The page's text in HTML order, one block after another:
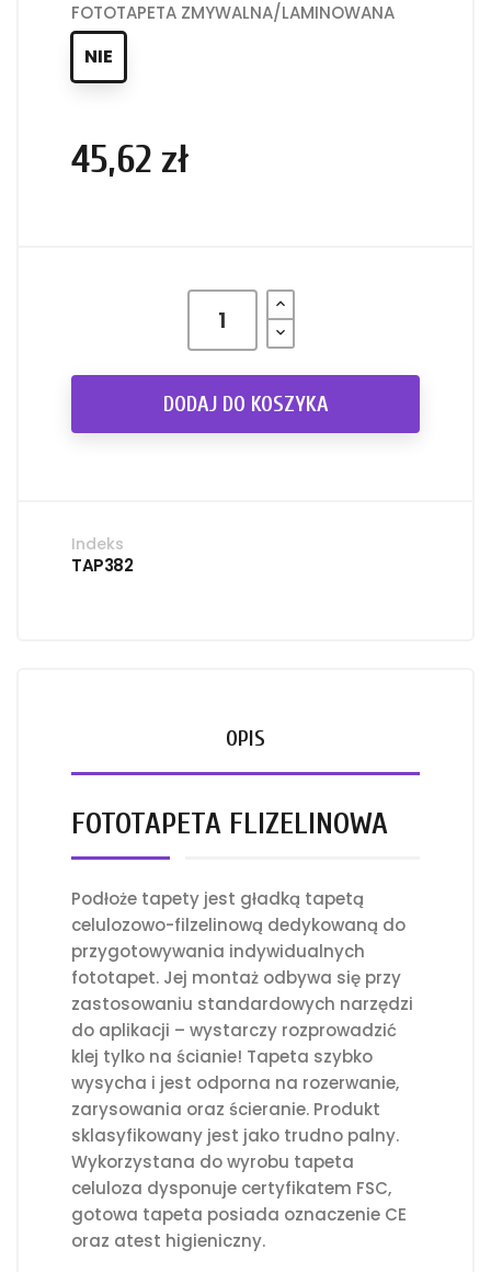
FOTOTAPETA ZMYWALNA/LAMINOWANA
NIE
45,62 zł
DODAJ DO KOSZYKA
Indeks
TAP382
OPIS
FOTOTAPETA FLIZELINOWA
Podłoże tapety jest gładką tapetą
celulozowo-filzelinową dedykowaną do
przygotowywania indywidualnych
fototapet. Jej montaż odbywa się przy
zastosowaniu standardowych narzędzi
do aplikacji – wystarczy rozprowadzić
klej tylko na ścianie! Tapeta szybko
wysycha i jest odporna na rozerwanie,
zarysowania oraz ścieranie. Produkt
sklasyfikowany jest jako trudno palny.
Wykorzystana do wyrobu tapeta
celuloza dysponuje certyfikatem FSC,
gotowa tapeta posiada oznaczenie CE
oraz atest higieniczny.